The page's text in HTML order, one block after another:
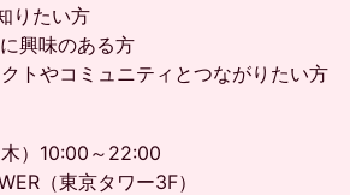
りたい方
興味のある方
トやコミュニティとつながりたい方
）10:00～22:00
（東京タワー3F）